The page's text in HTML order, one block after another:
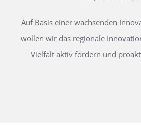
Auf Basis einer wachsenden
wollen wir das regionale
Vielfalt aktiv fördern und